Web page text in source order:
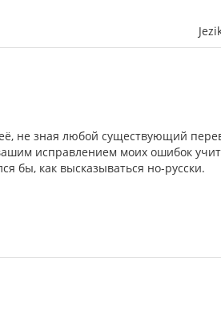
не зная любой существующий
исправлением моих ошибок
бы, как высказываться но-русски.